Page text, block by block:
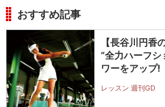
おすすめ記事
【長谷川円香
“全力ハーフシ
ワーをアップ!
レッスン 週刊GD